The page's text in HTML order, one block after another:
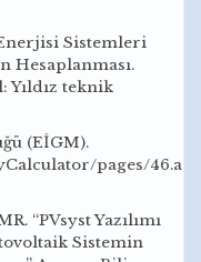
Sistemleri
Hesaplanması.
Yıldız teknik
(EİGM).
pages/
“PVsyst Yazılımı
Sistemin